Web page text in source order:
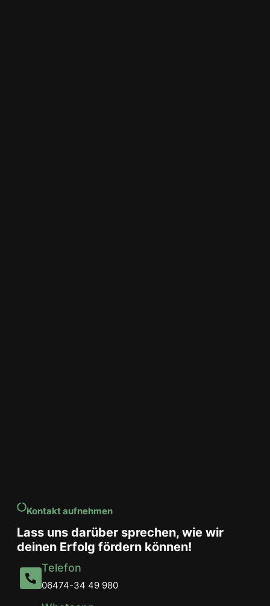
Kontakt aufnehmen
Lass uns darüber sprechen, wie wir
deinen Erfolg fördern können!
Telefon
06474-34 49 980